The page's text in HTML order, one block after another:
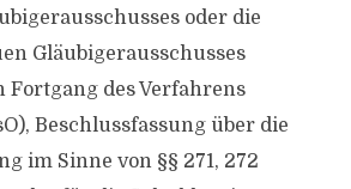
oder die
Gläubigerausschusses
Fortgang des Verfahrens
Beschlussfassung über die
im Sinne von §§ 271, 272